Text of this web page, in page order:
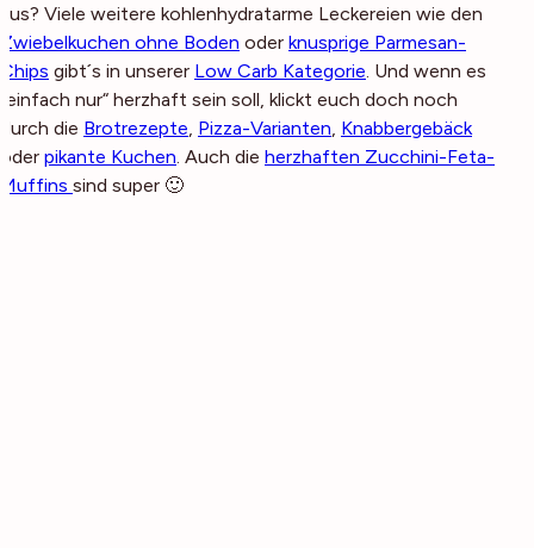
aus? Viele weitere kohlenhydratarme Leckereien wie den
Zwiebelkuchen ohne Boden oder knusprige Parmesan-
Chips gibt´s in unserer Low Carb Kategorie . Und wenn es
„einfach nur“ herzhaft sein soll, klickt euch doch noch
durch die Brotrezepte Pizza-Varianten Knabbergebäck
oder pikante Kuchen . Auch die herzhaften Zucchini-Feta-
Muffins sind super 🙂